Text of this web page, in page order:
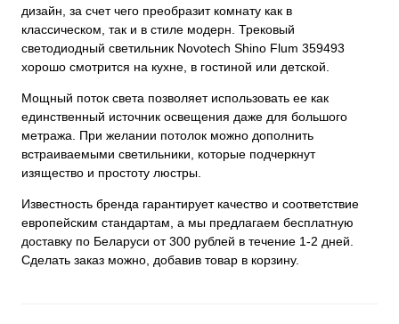
дизайн, за счет чего преобразит комнату как в
классическом, так и в стиле модерн. Трековый
светодиодный светильник Novotech Shino Flum 359493
хорошо смотрится на кухне, в гостиной или детской.
Мощный поток света позволяет использовать ее как
единственный источник освещения даже для большого
метража. При желании потолок можно дополнить
встраиваемыми светильники, которые подчеркнут
изящество и простоту люстры.
Известность бренда гарантирует качество и соответствие
европейским стандартам, а мы предлагаем бесплатную
доставку по Беларуси от 300 рублей в течение 1-2 дней.
Сделать заказ можно, добавив товар в корзину.